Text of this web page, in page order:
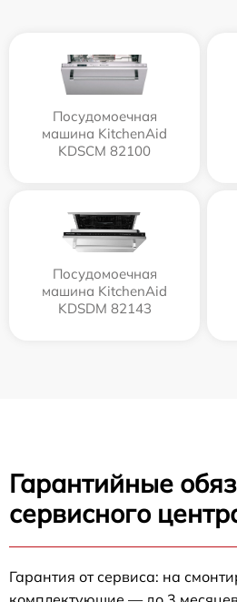
Посудомоечная
машина KitchenAid
KDSCM 82100
Посудомоечная
машина KitchenAid
KDSDM 82143
Гарантийные
сервисного
Гарантия от сервиса: на